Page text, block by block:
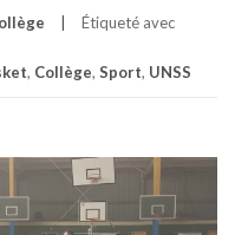
Étiqueté avec
, Collège, Sport, UNSS